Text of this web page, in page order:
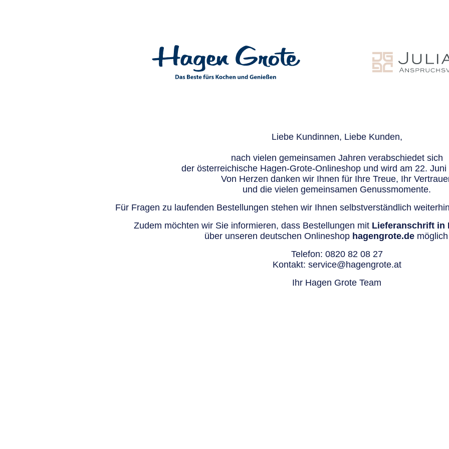
Liebe Kundinnen, Liebe Kunden,
nach vielen gemeinsamen Jahren verabschiedet sich
der österreichische Hagen-Grote-Onlineshop und wird am 22. Juni
Von Herzen danken wir Ihnen für Ihre Treue, Ihr
und die vielen gemeinsamen Genussmomente.
Für Fragen zu laufenden Bestellungen stehen wir Ihnen selbstverständlich
Zudem möchten wir Sie informieren, dass Bestellungen mit Lieferanschrift in
über unseren deutschen Onlineshop hagengrote.demöglich
Telefon: 0820 82 08 27
Kontakt: service@hagengrote.at
Ihr Hagen Grote Team